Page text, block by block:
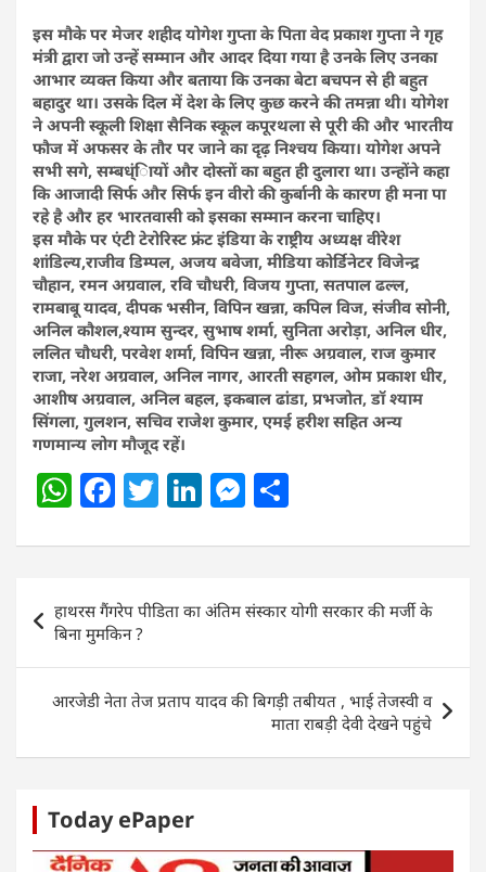
इस मौके पर मेजर शहीद योगेश गुप्ता के पिता वेद प्रकाश गुप्ता ने गृह
मंत्री द्वारा जो उन्हें सम्मान और आदर दिया गया है उनके लिए उनका
आभार व्यक्त किया और बताया कि उनका बेटा बचपन से ही बहुत
बहादुर था। उसके दिल में देश के लिए कुछ करने की तमन्ना थी। योगेश
ने अपनी स्कूली शिक्षा सैनिक स्कूल कपूरथला से पूरी की और भारतीय
फौज में अफसर के तौर पर जाने का दृढ़ निश्चय किया। योगेश अपने
सभी सगे, सम्बध्ंिायों और दोस्तों का बहुत ही दुलारा था। उन्होंने कहा
कि आजादी सिर्फ और सिर्फ इन वीरो की कुर्बानी के कारण ही मना पा
रहे है और हर भारतवासी को इसका सम्मान करना चाहिए।
इस मौके पर एंटी टेरोरिस्ट फ्रंट इंडिया के राष्ट्रीय अध्यक्ष वीरेश
शांडिल्य,राजीव डिम्पल, अजय बवेजा, मीडिया कोर्डिनेटर विजेन्द्र
चौहान, रमन अग्रवाल, रवि चौधरी, विजय गुप्ता, सतपाल ढल्ल,
रामबाबू यादव, दीपक भसीन, विपिन खन्ना, कपिल विज, संजीव सोनी,
अनिल कौशल,श्याम सुन्दर, सुभाष शर्मा, सुनिता अरोड़ा, अनिल धीर,
ललित चौधरी, परवेश शर्मा, विपिन खन्ना, नीरू अग्रवाल, राज कुमार
राजा, नरेश अग्रवाल, अनिल नागर, आरती सहगल, ओम प्रकाश धीर,
आशीष अग्रवाल, अनिल बहल, इकबाल ढांडा, प्रभजोत, डॉ श्याम
सिंगला, गुलशन, सचिव राजेश कुमार, एमई हरीश सहित अन्य
गणमान्य लोग मौजूद रहें।
W
at
s
A
p
p
F
c
e
b
o
o
T
itt
er
Li
k
e
dI
n
M
ss
e
n
g
er
ar
e
navigation
हाथरस गैंगरेप पीडिता का अंतिम संस्कार योगी सरकार की मर्जी के
बिना मुमकिन ?
आरजेडी नेता तेज प्रताप यादव की बिगड़ी तबीयत , भाई तेजस्वी व
माता राबड़ी देवी देखने पहुंचे
Today ePaper